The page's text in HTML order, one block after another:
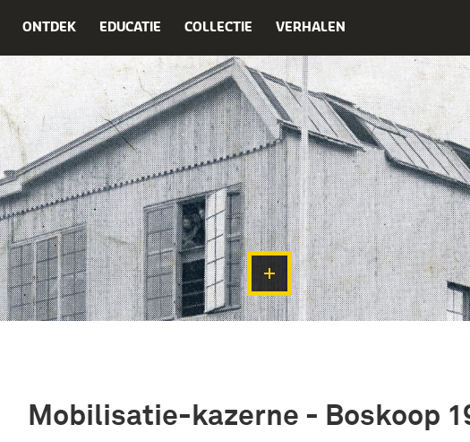
ONTDEK EDUCATIE COLLECTIE VERHALEN
Mobilisatie-kazerne - Boskoop